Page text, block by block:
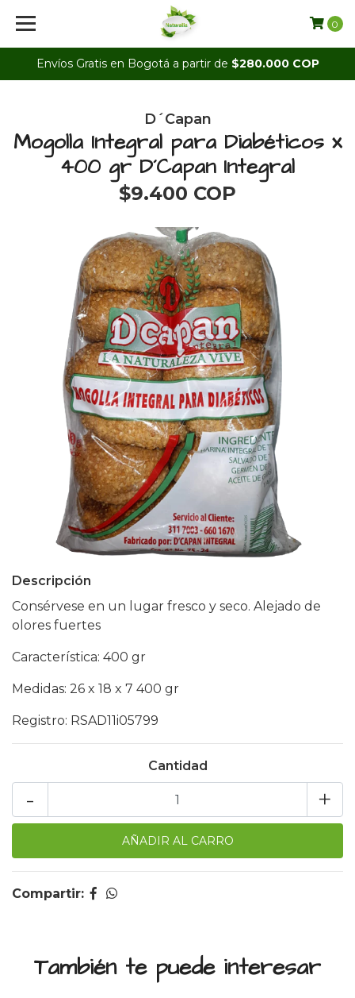
Envíos Gratis en Bogotá a partir de $280.000 COP
0
D´Capan
Mogolla Integral para Diabéticos x
400 gr D´Capan Integral
$9.400 COP
Descripción
Consérvese en un lugar fresco y seco. Alejado de
olores fuertes
Característica: 400 gr
Medidas: 26 x 18 x 7 400 gr
Registro: RSAD11i05799
Cantidad
+
-
Compartir:
También te puede interesar